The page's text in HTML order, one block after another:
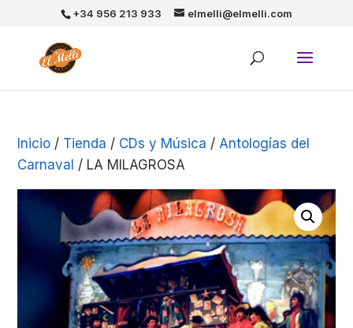
+34 956 213 933 elmelli@elmelli.com
Inicio / Tienda / CDs y Música / Antologías del
Carnaval / LA MILAGROSA